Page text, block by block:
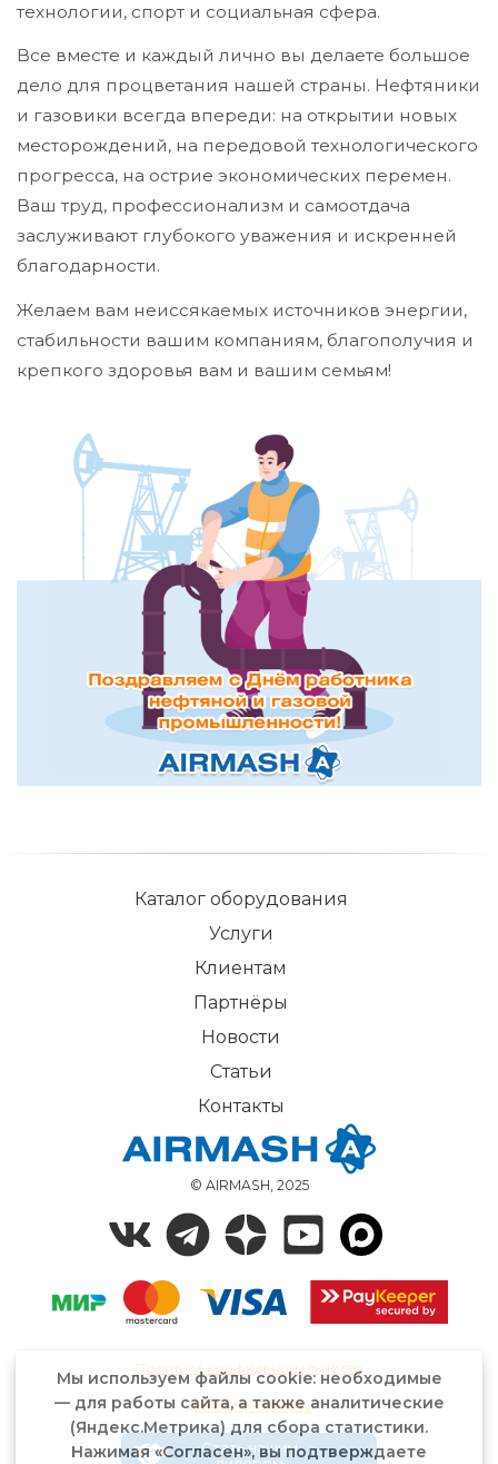
технологии, спорт и социальная сфера.
Все вместе и каждый лично вы делаете большое
дело для процветания нашей страны. Нефтяники
и газовики всегда впереди: на открытии новых
месторождений, на передовой технологического
прогресса, на острие экономических перемен.
Ваш труд, профессионализм и самоотдача
заслуживают глубокого уважения и искренней
благодарности.
Желаем вам неиссякаемых источников энергии,
стабильности вашим компаниям, благополучия и
крепкого здоровья вам и вашим семьям!
© AIRMASH, 2025
Каталог оборудования
Услуги
Клиентам
Партнёры
Новости
Статьи
Контакты
Политика конфиденциальности
Договор-оферта
Стать нашим
Мы используем файлы cookie: необходимые
— для работы сайта, а также аналитические
(Яндекс.Метрика) для сбора статистики.
Нажимая «Согласен», вы подтверждаете